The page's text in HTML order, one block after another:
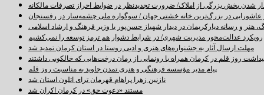
شدن بخش بزرگی از املاک/ ضرورت تجدیدنظر در ضوابط احراز تصرفات مالکانه
در بزرگ‌ترین خانه خشتی جهان / سوگواره ملی چشمه‌سار در رفسنجان
هنر و رسانه دیارکریمان در دیدار شهباز حسن‌پور با وزیر فرهنگ و ارشاد اسلامی
رویکرد عدالت‌محور مدیریت شهری/ در شرایط دشوار هم ترمز توسعه را نمی‌کشیم
مهلت ارسال آثار به جشنواره‌های هنری و ادبی روستا در استان کرمان تمدید شد
روز قلم در کرمان همراه با رونمایی از رمان درخت‌هایی که خالکوبی داشتند
پیام مدیر مؤسسه فرهنگی و هنری تمدن جاوید به مناسبت روز قلم
نازنین زهرا پراهام قهرمان ترای اتلون استان شد
مستند «دعوت حق» در کرمان اکران شد